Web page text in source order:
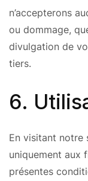
n’accepterons
ou dommage,
divulgation de
tiers.
6.
En visitant notre
uniquement aux
présentes